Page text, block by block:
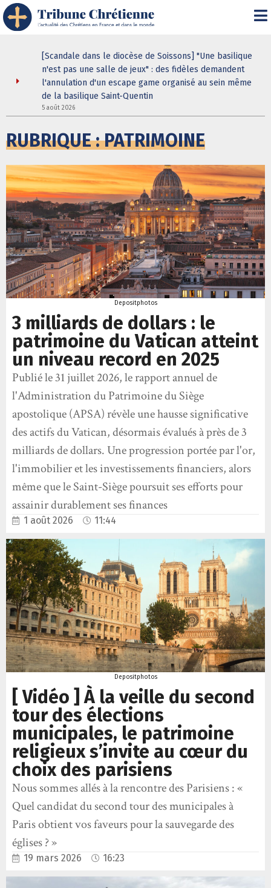
[Scandale dans le diocèse de Soissons] "Une basilique
n'est pas une salle de jeux" : des fidèles demandent
l'annulation d'un escape game organisé au sein même
de la basilique Saint-Quentin
5 août 2026
RUBRIQUE : PATRIMOINE
Depositphotos
3 milliards de dollars : le
patrimoine du Vatican atteint
un niveau record en 2025
Publié le 31 juillet 2026, le rapport annuel de
l'Administration du Patrimoine du Siège
apostolique (APSA) révèle une hausse significative
des actifs du Vatican, désormais évalués à près de 3
milliards de dollars. Une progression portée par l'or,
l'immobilier et les investissements financiers, alors
même que le Saint-Siège poursuit ses efforts pour
assainir durablement ses finances
1 août 2026 11:44
Depositphotos
[ Vidéo ] À la veille du second
tour des élections
municipales, le patrimoine
religieux s’invite au cœur du
choix des parisiens
Nous sommes allés à la rencontre des Parisiens : «
Quel candidat du second tour des municipales à
Paris obtient vos faveurs pour la sauvegarde des
églises ? »
19 mars 2026 16:23